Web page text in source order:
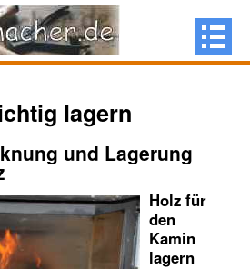
lagern
und Lagerung
Holz für
den
Kamin
lagern